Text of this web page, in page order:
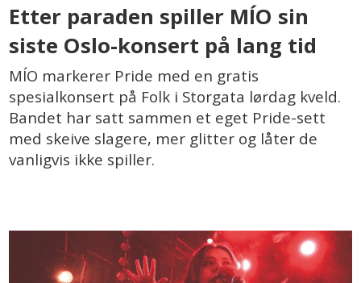
Etter paraden spiller MÍO sin
siste Oslo-konsert på lang tid
MÍO markerer Pride med en gratis
spesialkonsert på Folk i Storgata lørdag kveld.
Bandet har satt sammen et eget Pride-sett
med skeive slagere, mer glitter og låter de
vanligvis ikke spiller.